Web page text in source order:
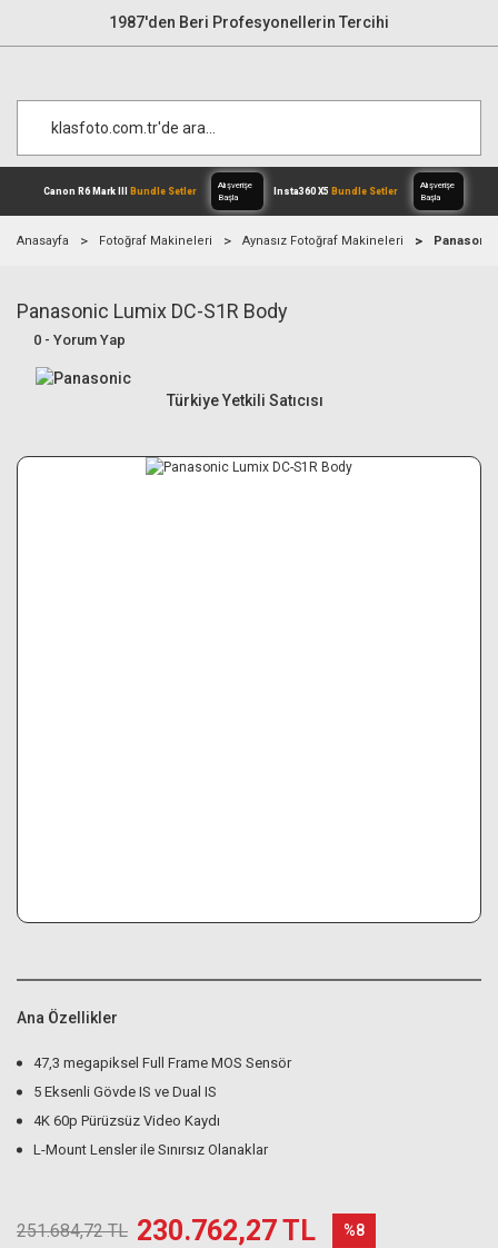
1987'den Beri Profesyonellerin Tercihi
Canon R6 Mark III Bundle Setler
Anasayfa Fotoğraf Makineleri Aynasız Fotoğraf Makineleri
Panasonic Lumix DC-S1R Body
0 - Yorum Yap
Türkiye Yetkili Satıcısı
Ana Özellikler
47,3 megapiksel Full Frame MOS Sensör
5 Eksenli Gövde IS ve Dual IS
4K 60p Pürüzsüz Video Kaydı
L-Mount Lensler ile Sınırsız Olanaklar
251.684,72 TL 230.762,27 TL %8